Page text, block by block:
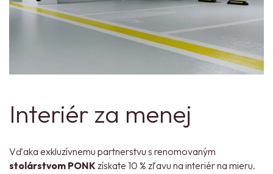
Interiér za menej
Vďaka exkluzívnemu partnerstvu s renomovaným
stolárstvom PONK získate 10 % zľavu na interiér na mieru.